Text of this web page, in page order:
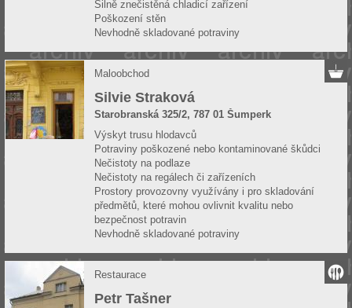
Silně znečistěná chladicí zařízení
Poškození stěn
Nevhodně skladované potraviny
Maloobchod
Silvie Straková
Starobranská 325/2, 787 01 Šumperk
Výskyt trusu hlodavců
Potraviny poškozené nebo kontaminované škůdci
Nečistoty na podlaze
Nečistoty na regálech či zařízeních
Prostory provozovny využívány i pro skladování
předmětů, které mohou ovlivnit kvalitu nebo
bezpečnost potravin
Nevhodně skladované potraviny
Restaurace
Petr Tašner